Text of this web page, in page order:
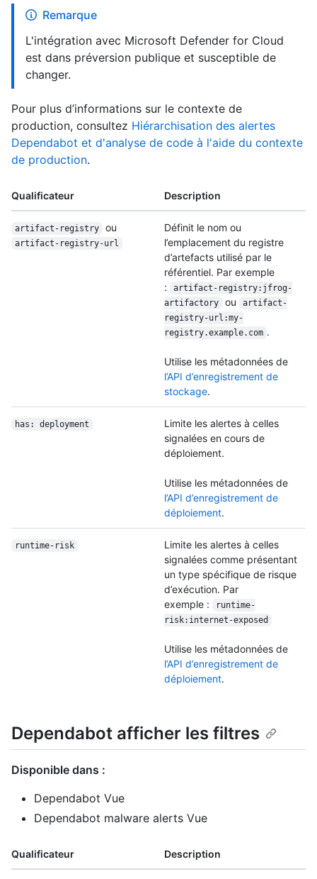
Remarque
L'intégration avec Microsoft Defender for Cloud
est dans préversion publique et susceptible de
changer.
Pour plus d’informations sur le contexte de
production, consultez Hiérarchisation des alertes
Dependabot et d'analyse de code à l'aide du contexte
de production.
Qualificateur Description
artifact-registry ou
artifact-registry-url
Définit le nom ou
l’emplacement du registre
d’artefacts utilisé par le
référentiel. Par exemple
:
artifact-registry:jfrog-
artifactory
ou
artifact-
registry-url:my-
registry.example.com .
Utilise les métadonnées de
l’API d’enregistrement de
stockage.
has: deployment
Limite les alertes à celles
signalées en cours de
déploiement.
Utilise les métadonnées de
l’API d’enregistrement de
déploiement.
runtime-risk
Limite les alertes à celles
signalées comme présentant
un type spécifique de risque
d’exécution. Par
exemple :
runtime-
risk:internet-exposed
Utilise les métadonnées de
l’API d’enregistrement de
déploiement.
Dependabot afficher les filtres
Disponible dans :
Dependabot Vue
Dependabot malware alerts Vue
Qualificateur Description